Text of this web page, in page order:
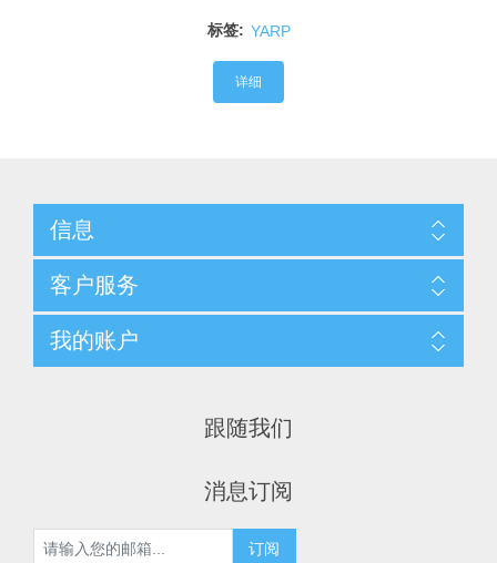
标签: YARP
详细
信息
客户服务
我的账户
跟随我们
消息订阅